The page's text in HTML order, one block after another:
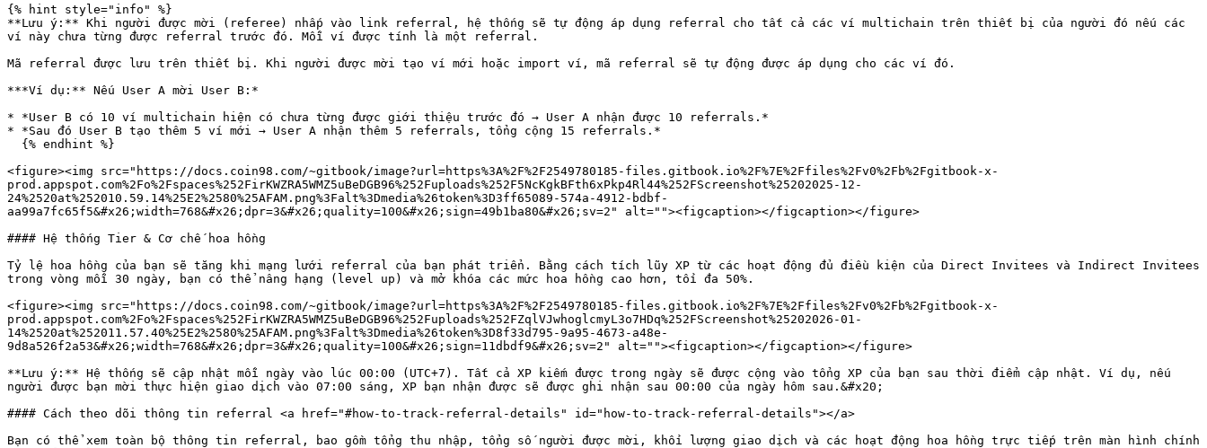
{% hint style="info" %}
**Lưu ý:** Khi người được mời (referee) nhấp vào link referral, hệ thống sẽ tự động áp dụng referral cho tất cả các ví multichain trên thiết bị của người đó nếu các
ví này chưa từng được referral trước đó. Mỗi ví được tính là một referral.
Mã referral được lưu trên thiết bị. Khi người được mời tạo ví mới hoặc import ví, mã referral sẽ tự động được áp dụng cho các ví đó.
***Ví dụ:** Nếu User A mời User B:*
* *User B có 10 ví multichain hiện có chưa từng được giới thiệu trước đó → User A nhận được 10 referrals.*
* *Sau đó User B tạo thêm 5 ví mới → User A nhận thêm 5 referrals, tổng cộng 15 referrals.*
<figure><img src="https://docs.coin98.com/~gitbook/image?url=https%3A%2F%2F2549780185-files.gitbook.io%2F%7E%2Ffiles%2Fv0%2Fb%2Fgitbook-x-
prod.appspot.com%2Fo%2Fspaces%252FirKWZRA5WMZ5uBeDGB96%252Fuploads%252F5NcKgkBFth6xPkp4Rl44%252FScreenshot%25202025-12-
24%2520at%252010.59.14%25E2%2580%25AFAM.png%3Falt%3Dmedia%26token%3D3ff65089-574a-4912-bdbf-
aa99a7fc65f5&#x26;width=768&#x26;dpr=3&#x26;quality=100&#x26;sign=49b1ba80&#x26;sv=2" alt=""><figcaption></figcaption></figure>
#### Hệ thống Tier & Cơ chế hoa hồng
Tỷ lệ hoa hồng của bạn sẽ tăng khi mạng lưới referral của bạn phát triển. Bằng cách tích lũy XP từ các hoạt động đủ điều kiện của Direct Invitees và Indirect Invitees
trong vòng mỗi 30 ngày, bạn có thể nâng hạng (level up) và mở khóa các mức hoa hồng cao hơn, tối đa 50%.
<figure><img src="https://docs.coin98.com/~gitbook/image?url=https%3A%2F%2F2549780185-files.gitbook.io%2F%7E%2Ffiles%2Fv0%2Fb%2Fgitbook-x-
prod.appspot.com%2Fo%2Fspaces%252FirKWZRA5WMZ5uBeDGB96%252Fuploads%252FZqlVJwhoglcmyL3o7HDq%252FScreenshot%25202026-01-
14%2520at%252011.57.40%25E2%2580%25AFAM.png%3Falt%3Dmedia%26token%3D8f33d795-9a95-4673-a48e-
9d8a526f2a53&#x26;width=768&#x26;dpr=3&#x26;quality=100&#x26;sign=11dbdf9&#x26;sv=2" alt=""><figcaption></figcaption></figure>
**Lưu ý:** Hệ thống sẽ cập nhật mỗi ngày vào lúc 00:00 (UTC+7). Tất cả XP kiếm được trong ngày sẽ được cộng vào tổng XP của bạn sau thời điểm cập nhật. Ví dụ, nếu
người được bạn mời thực hiện giao dịch vào 07:00 sáng, XP bạn nhận được sẽ được ghi nhận sau 00:00 của ngày hôm sau.&#x20;
#### Cách theo dõi thông tin referral <a href="#how-to-track-referral-details" id="how-to-track-referral-details"></a>
Bạn có thể xem toàn bộ thông tin referral, bao gồm tổng thu nhập, tổng số người được mời, khối lượng giao dịch và các hoạt động hoa hồng trực tiếp trên màn hình chính